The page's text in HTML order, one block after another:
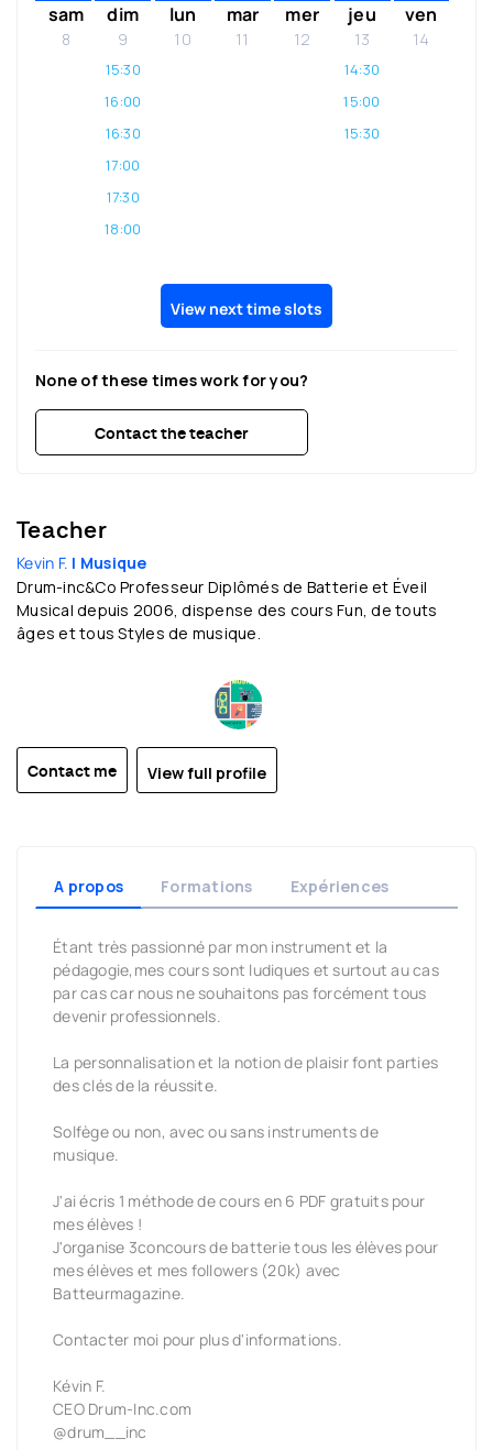
sam
8
dim
9
lun
10
mar
11
mer
12
jeu
13
ven
14
15:30
16:00
16:30
17:00
17:30
18:00
14:30
15:00
15:30
View next time slots
None of these times work for you?
Contact the teacher
Teacher
Kevin F. | Musique
Drum-inc&Co Professeur Diplômés de Batterie et Éveil
Musical depuis 2006, dispense des cours Fun, de touts
âges et tous Styles de musique.
Contact me View full profile
A propos Formations Expériences
Étant très passionné par mon instrument et la
pédagogie,mes cours sont ludiques et surtout au cas
par cas car nous ne souhaitons pas forcément tous
devenir professionnels.
La personnalisation et la notion de plaisir font parties
des clés de la réussite.
Solfège ou non, avec ou sans instruments de
musique.
J'ai écris 1 méthode de cours en 6 PDF gratuits pour
mes élèves !
J'organise 3concours de batterie tous les élèves pour
mes élèves et mes followers (20k) avec
Batteurmagazine.
Contacter moi pour plus d'informations.
Kévin F.
CEO Drum-Inc.com
@drum__inc